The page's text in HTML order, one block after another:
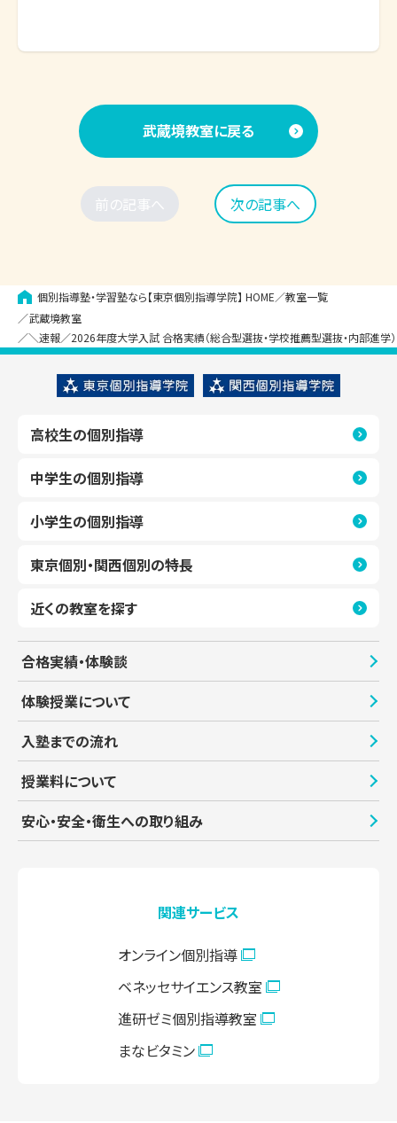
武蔵境教室に戻る
前の記事へ 次の記事へ
個別指導塾・学習塾なら【東京個別指導学院】 HOME
教室一覧
武蔵境教室
＼速報／2026年度大学入試 合格実績（総合型選抜・学校推薦型選抜・内部進学）
高校生の個別指導
中学生の個別指導
小学生の個別指導
東京個別・関西個別の特長
近くの教室を探す
合格実績・体験談
体験授業について
入塾までの流れ
授業料について
安心・安全・衛生への取り組み
関連サービス
オンライン個別指導
ベネッセサイエンス教室
進研ゼミ個別指導教室
まなビタミン